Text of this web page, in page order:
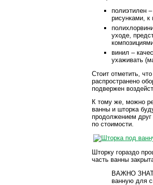
полиэтилен
рисунками, к
уходе,
винил –
ухаживать
Стоит отметить,
распространено
подвержен
К тому же, можно
ванны и шторка
продолжением
по стоимости.
Шторку гораздо
часть ванны
ВАЖНО
ванную для